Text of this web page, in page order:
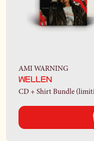
AMI WARNING
WELLEN
CD + Shirt Bundle